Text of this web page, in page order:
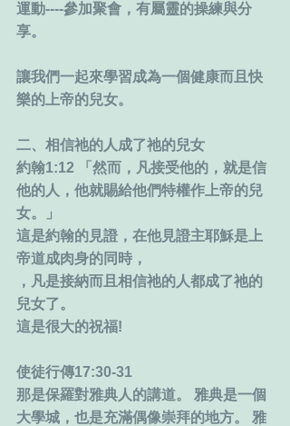
運動----參加聚會，有屬靈的操練與分
享。
讓我們一起來學習成為一個健康而且快
樂的上帝的兒女。
二、相信祂的人成了祂的兒女
約翰1:12 「然而，凡接受他的，就是信
他的人，他就賜給他們特權作上帝的兒
女。」
這是約翰的見證，在他見證主耶穌是上
帝道成肉身的同時，
，凡是接納而且相信祂的人都成了祂的
兒女了。
這是很大的祝福!
使徒行傳17:30-31
那是保羅對雅典人的講道。 雅典是一個
大學城，也是充滿偶像崇拜的地方。 雅